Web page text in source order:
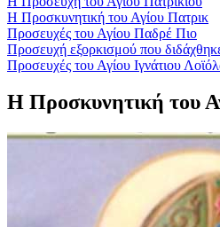
Η Προσκυνητική του Αγίου Πατρικ
Προσευχές του Αγίου Παδρέ Πιο
Προσευχή εξορκισμού που
Προσευχές του Αγίου Ιγνάτιου
Η Προσκυνητική του